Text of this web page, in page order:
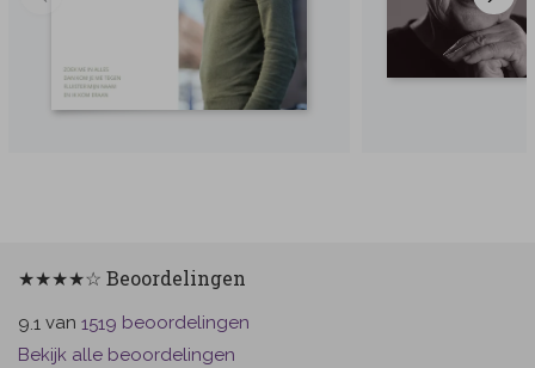
★★★★☆ Beoordelingen
9.1 van 1519 beoordelingen
Bekijk alle beoordelingen